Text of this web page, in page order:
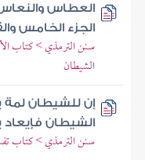
العطاس
الجزء الخامس
سنن الترمذي > كتاب
الشيطان
إن للشيطان لمة
الشيطان فإيعاد
سنن الترمذي > كتاب